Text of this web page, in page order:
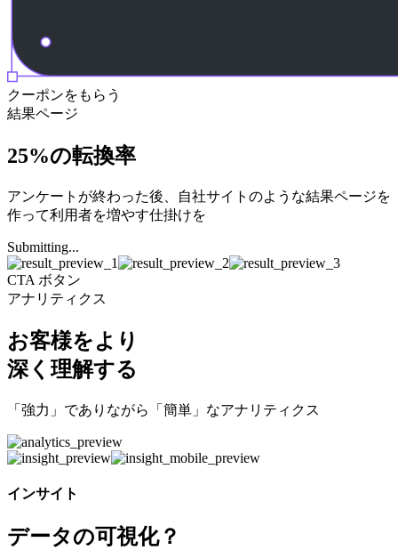
クーポンをもらう
結果ページ
25%の転換率
アンケートが終わった後、自社サイトのような結果ページを
作って利用者を増やす仕掛けを
Submitting...
CTA ボタン
アナリティクス
お客様をより
深く 理解する
「強力」でありながら「簡単」なアナリティクス
インサイト
データの可視化？